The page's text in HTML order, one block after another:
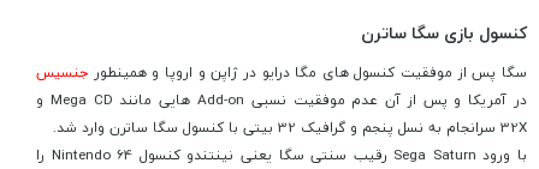
کنسول بازی سگا ساترن
سگا پس از موفقیت کنسول های مگا درایو در ژاپن و اروپا و همینطور جنسیس
در آمریکا و پس از آن عدم موفقیت نسبی Add-on هایی مانند Mega CD و
32X سرانجام به نسل پنجم و گرافیک 32 بیتی با کنسول سگا ساترن وارد شد.
با ورود Sega Saturn رقیب سنتی سگا یعنی نینتندو کنسول Nintendo 64 را